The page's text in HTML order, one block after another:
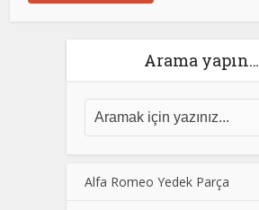
Arama yapın…
Alfa Romeo Yedek Parça